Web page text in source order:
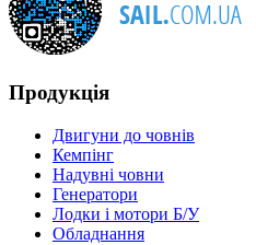
Продукція
Двигуни до човнів
Кемпінг
Надувні човни
Генератори
Лодки і мотори Б/У
Обладнання